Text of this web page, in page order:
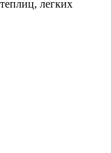
легких